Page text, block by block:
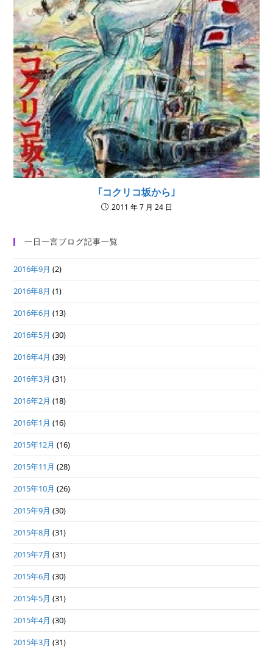
｢コクリコ坂から｣
2011 年 7 月 24 日
一日一言ブログ記事一覧
2016年9月 (2)
2016年8月 (1)
2016年6月 (13)
2016年5月 (30)
2016年4月 (39)
2016年3月 (31)
2016年2月 (18)
2016年1月 (16)
2015年12月 (16)
2015年11月 (28)
2015年10月 (26)
2015年9月 (30)
2015年8月 (31)
2015年7月 (31)
2015年6月 (30)
2015年5月 (31)
2015年4月 (30)
2015年3月 (31)